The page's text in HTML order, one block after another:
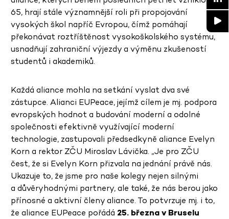
65, hrají stále významnější roli při propojování
vysokých škol napříč Evropou, čímž pomáhají
překonávat roztříštěnost vysokoškolského systému,
usnadňují zahraniční výjezdy a výměnu zkušeností
studentů i akademiků.
Každá aliance mohla na setkání vyslat dva své
zástupce. Alianci EUPeace, jejímž cílem je mj. podpora
evropských hodnot a budování moderní a odolné
společnosti efektivně využívající moderní
technologie, zastupovali předsedkyně aliance Evelyn
Korn a rektor ZČU Miroslav Lávička. „Je pro ZČU
čest, že si Evelyn Korn přizvala na jednání právě nás.
Ukazuje to, že jsme pro naše kolegy nejen silnými
a důvěryhodnými partnery, ale také, že nás berou jako
přínosné a aktivní členy aliance. To potvrzuje mj. i to,
že aliance EUPeace pořádá 25. března v Bruselu